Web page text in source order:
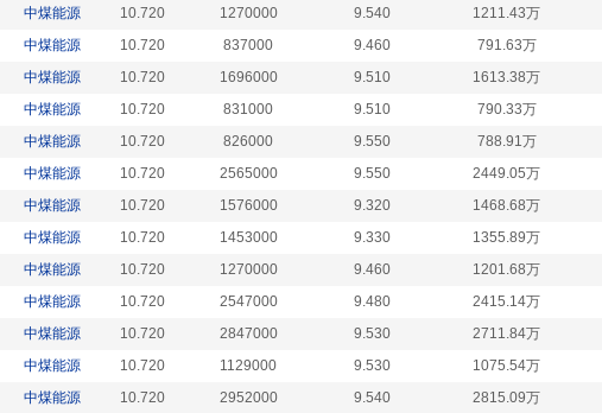
中煤能源 10.720 1270000 9.540 1211.43万
中煤能源 10.720 837000 9.460 791.63万
中煤能源 10.720 1696000 9.510 1613.38万
中煤能源 10.720 831000 9.510 790.33万
中煤能源 10.720 826000 9.550 788.91万
中煤能源 10.720 2565000 9.550 2449.05万
中煤能源 10.720 1576000 9.320 1468.68万
中煤能源 10.720 1453000 9.330 1355.89万
中煤能源 10.720 1270000 9.460 1201.68万
中煤能源 10.720 2547000 9.480 2415.14万
中煤能源 10.720 2847000 9.530 2711.84万
中煤能源 10.720 1129000 9.530 1075.54万
中煤能源 10.720 2952000 9.540 2815.09万